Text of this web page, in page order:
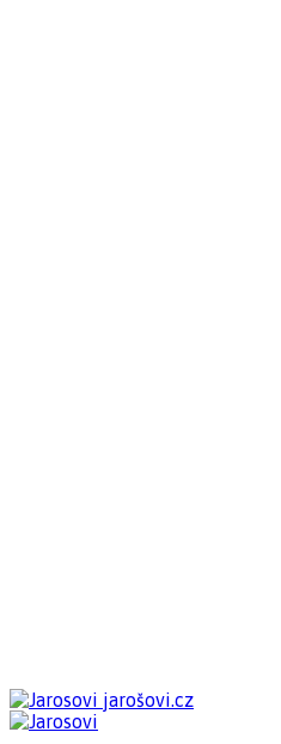
jarošovi.cz